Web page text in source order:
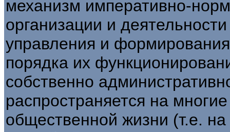
механизм императивно-
организации и
управления и формирования
порядка их
собственно
распространяется на
общественной жизни (т.е.